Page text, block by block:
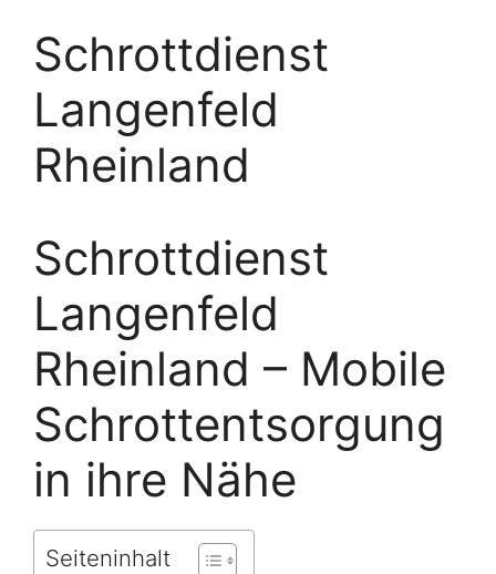
Schrottdienst
Langenfeld
Rheinland
Schrottdienst
Langenfeld
Rheinland – Mobile
Schrottentsorgung
in ihre Nähe
Seiteninhalt